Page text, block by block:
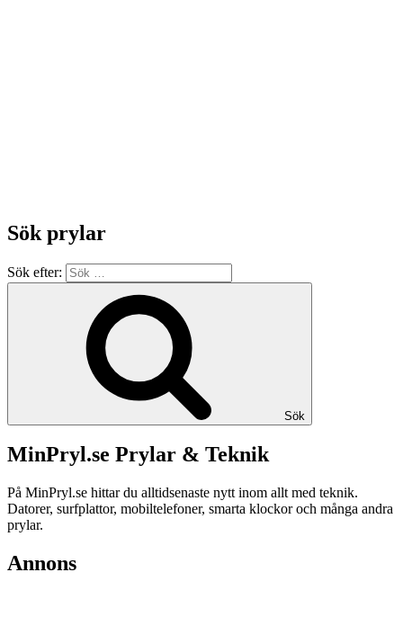
Sök prylar
Sök efter:
Sök
MinPryl.se Prylar & Teknik
På MinPryl.se hittar du alltidsenaste nytt inom allt med teknik.
Datorer, surfplattor, mobiltelefoner, smarta klockor och många andra
prylar.
Annons